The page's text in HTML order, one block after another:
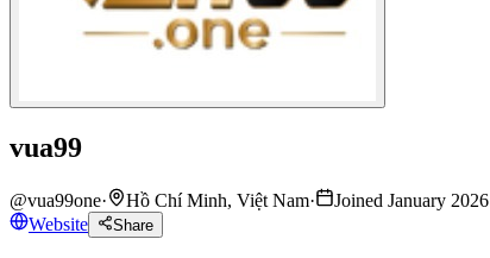
vua99
@vua99one· Hồ Chí Minh, Việt Nam·
Joined January 2026
Website
Share